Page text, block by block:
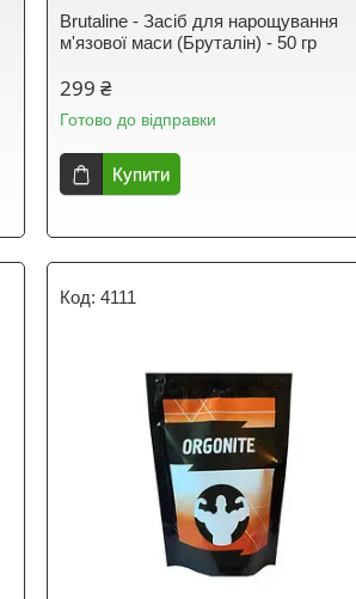
Brutaline - Засіб для нарощування
м'язової маси (Бруталін) - 50 гр
299 ₴
Готово до відправки
Купити
4111